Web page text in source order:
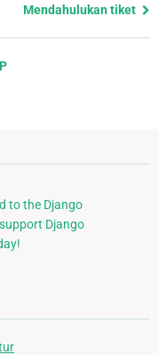
Mendahulukan tiket
to the Django
Django